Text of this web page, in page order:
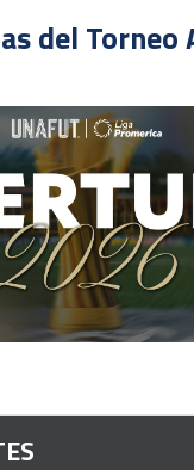
del Torneo